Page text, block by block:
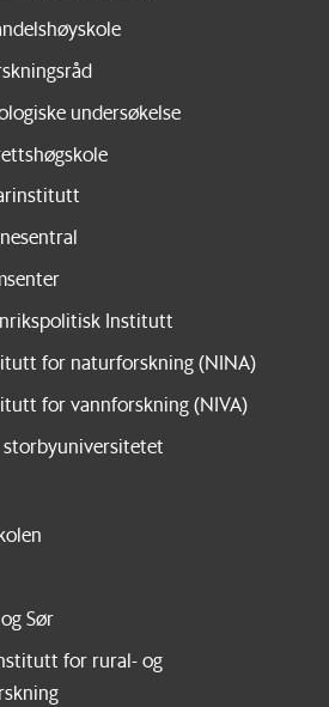
undersøkelse
Institutt
for naturforskning (NINA)
for vannforskning (NIVA)
storbyuniversitetet
Sør
for rural- og